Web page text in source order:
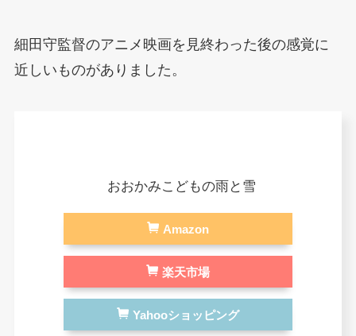
細田守監督のアニメ映画を見終わった後の感覚に
近しいものがありました。
おおかみこどもの雨と雪
Amazon
楽天市場
Yahooショッピング